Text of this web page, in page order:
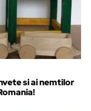
si ai nemtilor